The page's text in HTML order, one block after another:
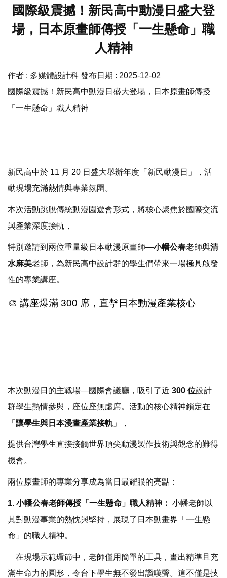
國際級震撼！新民高中動漫日盛大登
場，日本原畫師傳授「一生懸命」職
人精神
作者 : 多媒體設計科 發布日期 : 2025-12-02
國際級震撼！新民高中動漫日盛大登場，日本原畫師傳授
「一生懸命」職人精神
新民高中於 11 月 20 日盛大舉辦年度「新民動漫日」，活
動現場充滿熱情與專業氛圍。
本次活動跳脫傳統動漫園遊會形式，將核心聚焦於國際交流
與產業深度接軌，
特別邀請到兩位重量級日本動漫原畫師—小幡公春老師與清
水麻美老師，為新民高中設計群的學生們帶來一場極具啟發
性的專業講座。
🎨 講座爆滿 300 席，直擊日本動漫產業核心
本次動漫日的主戰場—國際會議廳，吸引了近 300 位設計
群學生熱情參與，座位座無虛席。活動的核心精神鎖定在
「 讓學生與日本漫畫產業接軌 」，
提供台灣學生直接接觸世界頂尖動漫製作技術與觀念的難得
機會。
兩位原畫師的專業分享成為當日最耀眼的亮點：
1. 小幡公春老師傳授「一生懸命」職人精神： 小幡老師以
其對動漫事業的熱忱與堅持，展現了日本動畫界「一生懸
命」的職人精神。
在現場示範環節中，老師僅用簡單的工具，畫出精準且充
滿生命力的圓形，令台下學生無不發出讚嘆聲。這不僅是技